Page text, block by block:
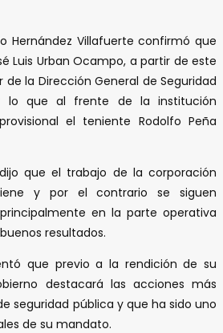
Hernández Villafuerte confirmó que
Luis Urban Ocampo, a partir de este
la Dirección General de Seguridad
lo que al frente de la institución
el teniente Rodolfo Peña
que el trabajo de la corporación
y por el contrario se siguen
en la parte operativa
resultados.
que previo a la rendición de su
destacará las acciones más
seguridad pública y que ha sido uno
de su mandato.